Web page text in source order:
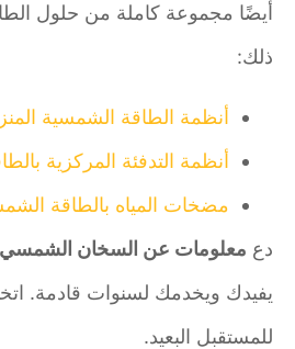
أيضًا مجموعة كاملة من حلول
ذلك:
أنظمة الطاقة الشمسية المنزلية
أنظمة التدفئة المركزية
مضخات المياه بالطاقة
دعمعلومات عن السخان الشمسي
يفيدك ويخدمك لسنوات قادمة. اتخذ
للمستقبل البعيد.